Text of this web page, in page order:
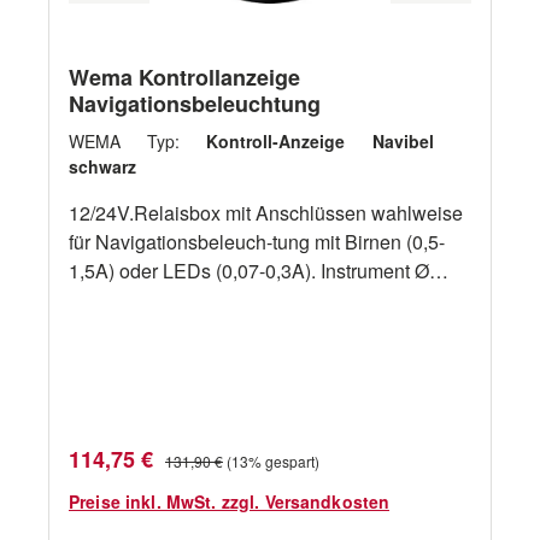
Wema Kontrollanzeige
Navigationsbeleuchtung
WEMA Typ: Kontroll-Anzeige Navibel
schwarz
12/24V.Relaisbox mit Anschlüssen wahlweise
für Navigationsbeleuch-tung mit Birnen (0,5-
1,5A) oder LEDs (0,07-0,3A). Instrument Ø
Verkaufspreis:
114,75 € Regulärer Preis:
131,90 € (13% gespart)
Preise inkl. MwSt. zzgl. Versandkosten